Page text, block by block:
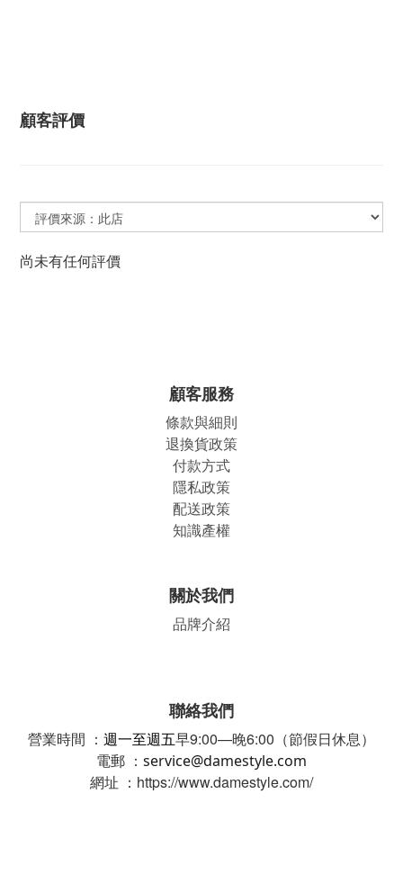
顧客評價
尚未有任何評價
顧客服務
條款與細則
退換貨政策
付款方式
隱私政策
配送政策
知識產權
關於我們
品牌介紹
聯絡我們
營業時間 ： 週一至週五早9:00—晚6:00（節假日休息）
電郵 ： service@damestyle.com
網址 ：https://www.damestyle.com/